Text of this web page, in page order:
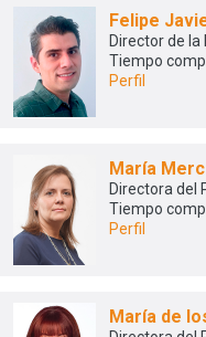
Felipe
Director de
Tiempo
Perfil
María
Directora del
Tiempo
Perfil
María de